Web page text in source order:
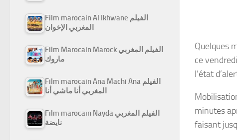
Quelques
ce
l’état
minutes
faisant
Film marocain Al Ikhwane الفيلم
المغربي الإخوان
Film Marocain Marock الفيلم المغربي
ماروك
Film marocain Ana Machi Ana الفيلم
المغربي أنا ماشي أنا
Film marocain Nayda الفيلم المغربي
نايضة